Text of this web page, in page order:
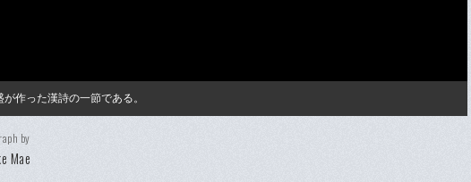
作った漢詩の一節である。
by
Mae